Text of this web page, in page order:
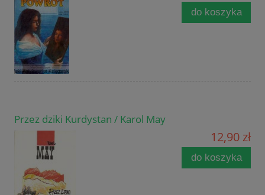
do koszyka
Przez dziki Kurdystan / Karol May
12,90 zł
do koszyka